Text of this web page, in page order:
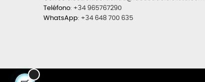
Teléfono: +34 965767290
WhatsApp: +34 648 700 635